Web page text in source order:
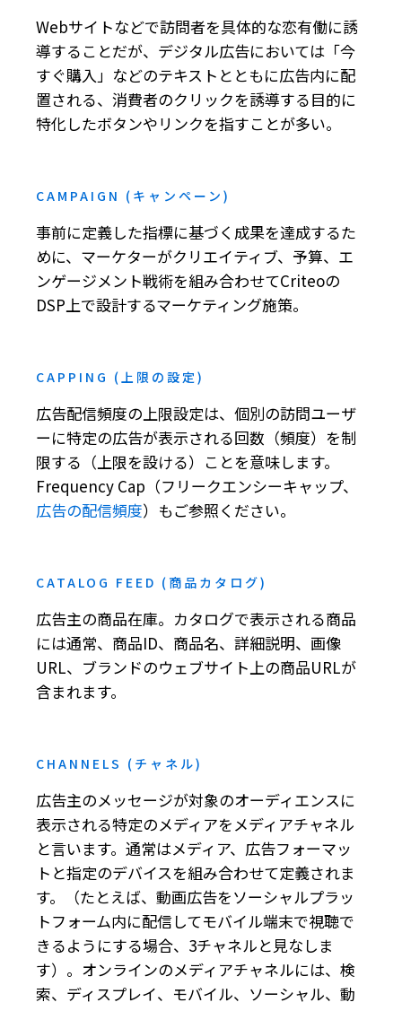
Webサイトなどで訪問者を具体的な恋有働に誘
導することだが、デジタル広告においては「今
すぐ購入」などのテキストとともに広告内に配
置される、消費者のクリックを誘導する目的に
特化したボタンやリンクを指すことが多い。
CAMPAIGN (キャンペーン)
事前に定義した指標に基づく成果を達成するた
めに、マーケターがクリエイティブ、予算、エ
ンゲージメント戦術を組み合わせてCriteoの
DSP上で設計するマーケティング施策。
CAPPING (上限の設定)
広告配信頻度の上限設定は、個別の訪問ユーザ
ーに特定の広告が表示される回数（頻度）を制
限する（上限を設ける）ことを意味します。
Frequency Cap（フリークエンシーキャップ、
広告の配信頻度）もご参照ください。
CATALOG FEED (商品カタログ)
広告主の商品在庫。カタログで表示される商品
には通常、商品ID、商品名、詳細説明、画像
URL、ブランドのウェブサイト上の商品URLが
含まれます。
CHANNELS (チャネル)
広告主のメッセージが対象のオーディエンスに
表示される特定のメディアをメディアチャネル
と言います。通常はメディア、広告フォーマッ
トと指定のデバイスを組み合わせて定義されま
す。（たとえば、動画広告をソーシャルプラッ
トフォーム内に配信してモバイル端末で視聴で
きるようにする場合、3チャネルと見なしま
す）。オンラインのメディアチャネルには、検
索、ディスプレイ、モバイル、ソーシャル、動